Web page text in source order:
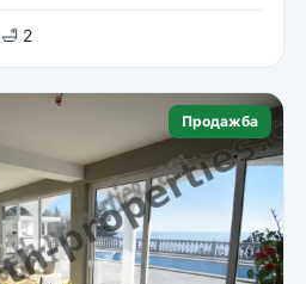
🛁 2
Продажба